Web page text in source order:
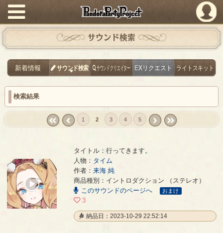
PandoraPartyProject
サウンド検索
新着情報 サウンド検索 サウンドクリエイター EXリクエスト ライトスキット
検索結果
1 2 3 4 5
行ってきます。 - 来海 純
タイトル：行ってきます。
人物： タイム
作者： 来海 純
商品種別：イントロダクション （ステレオ）
このサウンドのページへ
おまけ
3
納品日：2023-10-29 22:52:14